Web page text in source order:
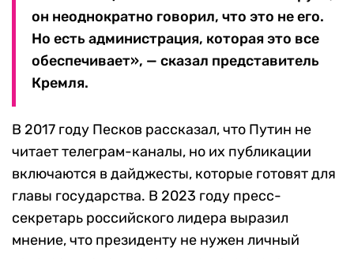
он неоднократно говорил, что это не его.
Но есть администрация, которая это все
обеспечивает», — сказал представитель
Кремля.
В 2017 году Песков рассказал, что Путин не
читает телеграм-каналы, но их публикации
включаются в дайджесты, которые готовят для
главы государства. В 2023 году пресс-
секретарь российского лидера выразил
мнение, что президенту не нужен личный